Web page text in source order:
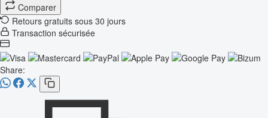
Comparer
Retours gratuits sous 30 jours
Transaction sécurisée
Share: